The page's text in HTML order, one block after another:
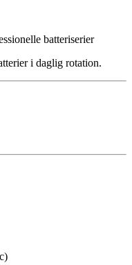
batteriserier
i daglig rotation.